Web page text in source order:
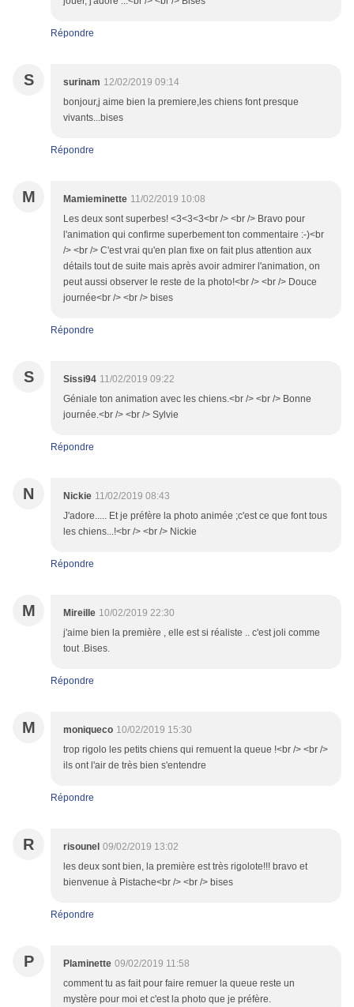
Répondre
S surinam 12/02/2019 09:14
bonjour,j aime bien la premiere,les chiens font presque
vivants...bises
Répondre
M Mamieminette 11/02/2019 10:08
Les deux sont superbes! <3<3<3<br /> <br /> Bravo pour
l'animation qui confirme superbement ton commentaire :-)<br
/> <br /> C'est vrai qu'en plan fixe on fait plus attention aux
détails tout de suite mais après avoir admirer l'animation, on
peut aussi observer le reste de la photo!<br /> <br /> Douce
journée<br /> <br /> bises
Répondre
S Sissi94 11/02/2019 09:22
Géniale ton animation avec les chiens.<br /> <br /> Bonne
journée.<br /> <br /> Sylvie
Répondre
N Nickie 11/02/2019 08:43
J'adore..... Et je préfère la photo animée ;c'est ce que font tous
les chiens...!<br /> <br /> Nickie
Répondre
M Mireille 10/02/2019 22:30
j'aime bien la première , elle est si réaliste .. c'est joli comme
tout .Bises.
Répondre
M moniqueco 10/02/2019 15:30
trop rigolo les petits chiens qui remuent la queue !<br /> <br />
ils ont l'air de très bien s'entendre
Répondre
R risounel 09/02/2019 13:02
les deux sont bien, la première est très rigolote!!! bravo et
bienvenue à Pistache<br /> <br /> bises
Répondre
P Plaminette 09/02/2019 11:58
comment tu as fait pour faire remuer la queue reste un
mystère pour moi et c'est la photo que je préfère.